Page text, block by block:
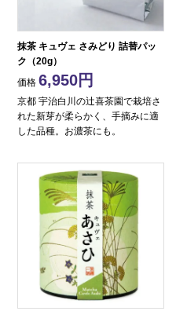
抹茶 キュヴェ さみどり 詰替パッ
ク（20g）
価格 6,950
京都 宇治白川の辻喜茶園で栽培さ
れた新芽が柔らかく、手摘みに適
した品種。お濃茶にも。